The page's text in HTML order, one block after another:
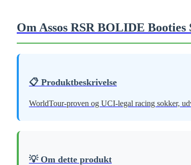
Om Assos RSR BOLIDE Booties
📋 Produktbeskrivelse
WorldTour-proven og UCI-legal racing sokker,
💡 Om dette produkt